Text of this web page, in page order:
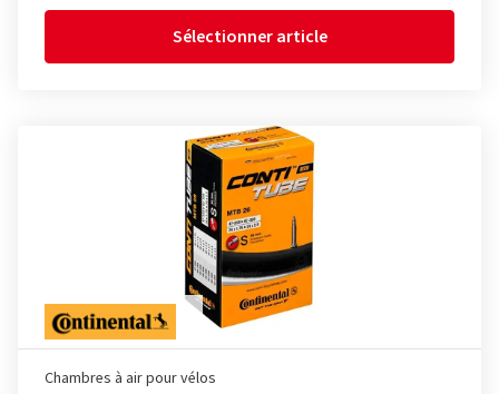
Sélectionner article
Chambres à air pour vélos